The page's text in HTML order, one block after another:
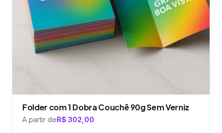
escolhidas
página
produto
Folder com 1 Dobra Couchê 90g Sem Verniz
A partir deR$ 302,00